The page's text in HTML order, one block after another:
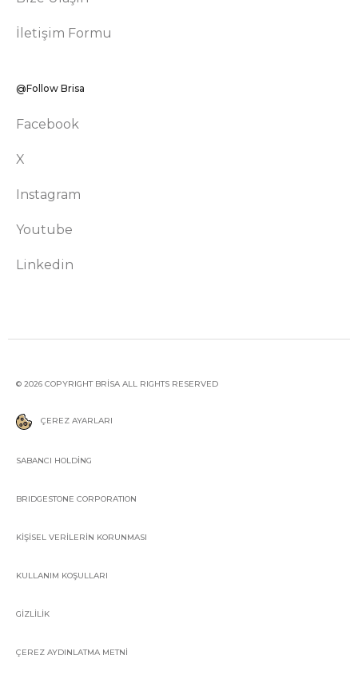
İletişim Formu
@Follow Brisa
Facebook
X
Instagram
Youtube
Linkedin
© 2026 COPYRIGHT BRİSA ALL RIGHTS RESERVED
ÇEREZ AYARLARI
SABANCI HOLDİNG
BRIDGESTONE CORPORATION
KİŞİSEL VERİLERİN KORUNMASI
KULLANIM KOŞULLARI
GİZLİLİK
ÇEREZ AYDINLATMA METNİ